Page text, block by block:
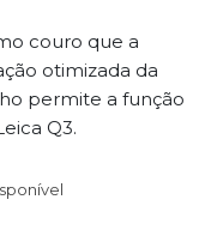
couro que a
otimizada da
permite a função
Q3.